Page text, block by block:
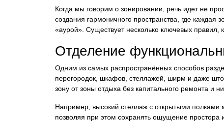
Когда мы говорим о зонировании, речь идет не
создания гармоничного пространства, где каждая
«аурой». Существует несколько ключевых правил,
Отделение
Одним из самых распространённых способов
перегородок, шкафов, стеллажей, ширм и даже
зону от зоны отдыха без капитального ремонта и
Например, высокий стеллаж с открытыми полками
позволяя при этом сохранять ощущение простора и